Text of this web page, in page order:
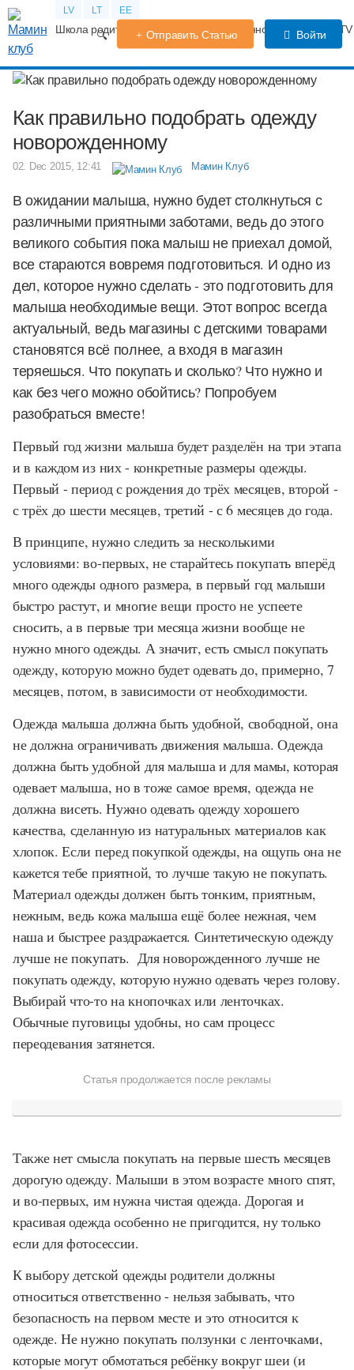
LV LT EE
Школа родителей Календарь беременности Форум
Отправить Статью Войти
Как правильно подобрать одежду
новорожденному
02. Dec 2015, 12:41 Мамин Клуб
В ожидании малыша, нужно будет столкнуться с
различными приятными заботами, ведь до этого
великого события пока малыш не приехал домой,
все стараются вовремя подготовиться. И одно из
дел, которое нужно сделать - это подготовить для
малыша необходимые вещи. Этот вопрос всегда
актуальный, ведь магазины с детскими товарами
становятся всё полнее, а входя в магазин
теряешься. Что покупать и сколько? Что нужно и
как без чего можно обойтись? Попробуем
разобраться вместе!
Первый год жизни малыша будет разделён на три этапа
и в каждом из них - конкретные размеры одежды.
Первый - период с рождения до трёх месяцев, второй -
с трёх до шести месяцев, третий - с 6 месяцев до года.
В принципе, нужно следить за несколькими
условиями: во-первых, не старайтесь покупать вперёд
много одежды одного размера, в первый год малыши
быстро растут, и многие вещи просто не успеете
сносить, а в первые три месяца жизни вообще не
нужно много одежды. А значит, есть смысл покупать
одежду, которую можно будет одевать до, примерно, 7
месяцев, потом, в зависимости от необходимости.
Одежда малыша должна быть удобной, свободной, она
не должна ограничивать движения малыша. Одежда
должна быть удобной для малыша и для мамы, которая
одевает малыша, но в тоже самое время, одежда не
должна висеть. Нужно одевать одежду хорошего
качества, сделанную из натуральных материалов как
хлопок. Если перед покупкой одежды, на ощупь она не
кажется тебе приятной, то лучше такую не покупать.
Материал одежды должен быть тонким, приятным,
нежным, ведь кожа малыша ещё более нежная, чем
наша и быстрее раздражается. Синтетическую одежду
лучше не покупать. Для новорожденного лучше не
покупать одежду, которую нужно одевать через голову.
Выбирай что-то на кнопочках или ленточках.
Обычные пуговицы удобны, но сам процесс
переодевания затянется.
Статья продолжается после рекламы
Также нет смысла покупать на первые шесть месяцев
дорогую одежду. Малыши в этом возрасте много спят,
и во-первых, им нужна чистая одежда. Дорогая и
красивая одежда особенно не пригодится, ну только
если для фотосессии.
К выбору детской одежды родители должны
относиться ответственно - нельзя забывать, что
безопасность на первом месте и это относится к
одежде. Не нужно покупать ползунки с ленточками,
которые могут обмотаться ребёнку вокруг шеи (и